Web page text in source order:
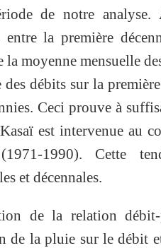
de notre analyse.
entre la première
la moyenne mensuelle
débits sur la
Ceci prouve à
est intervenue au
(1971-1990). Cette
et décennales.
de la relation
de la pluie sur le débit